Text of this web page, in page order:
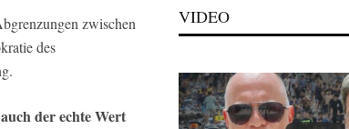
zwischen
des
der echte Wert
VIDEO